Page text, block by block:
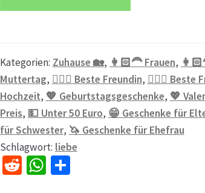
Kategorien: Zuhause 🏡, 👩🏻‍🦰 Frauen,
Muttertag, 👱🏻‍♀️ Beste Freundin, 💁🏼‍♀️ Beste
Hochzeit, 💖 Geburtstagsgeschenke, 💖
Preis, 💵 Unter 50 Euro, 😁 Geschenke für
für Schwester, 🦄 Geschenke für Ehefrau
Schlagwort: liebe
R W Te